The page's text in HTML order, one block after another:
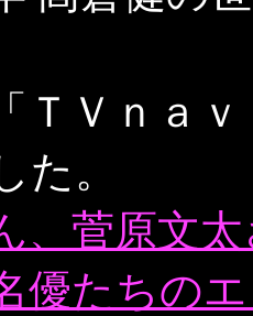
ＴＶｎａ
た。
、菅原文
優たちの